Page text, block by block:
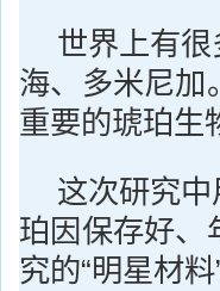
世界上有
海、多米尼加
重要的琥珀生
这次研究
珀因保存好、
究的“明星材料”